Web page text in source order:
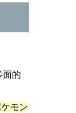
面的
ケモン